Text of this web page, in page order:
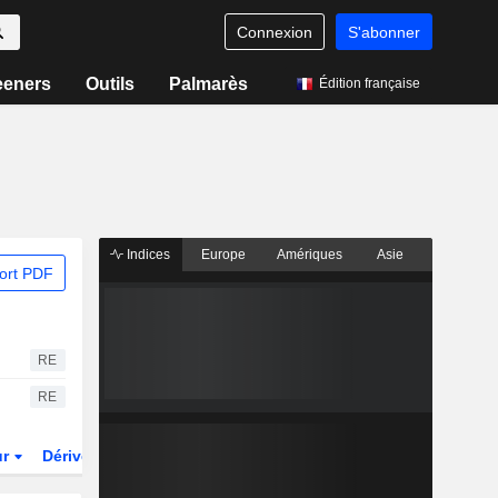
Connexion S'abonner
Outils Palmarès Édition française
PDF
RE
RE
Dérivés
Indices Europe Amériques Asie